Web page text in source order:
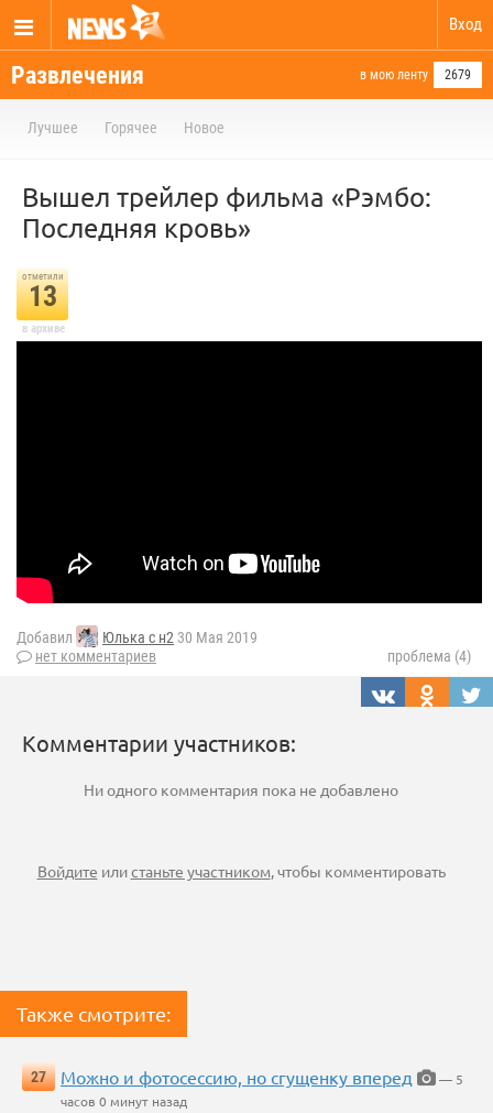
Вход
Развлечения в мою ленту 2679
Лучшее Горячее Новое
Вышел трейлер фильма «Рэмбо:
Последняя кровь»
отметили
13
в архиве
Добавил Юлька с н2 30 Мая 2019
нет комментариев
проблема (4)
Комментарии участников:
Ни одного комментария пока не добавлено
Войдите илистаньте участником, чтобы комментировать
Также смотрите:
27 Можно и фотосессию, но сгущенку вперед
— 5
часов 0 минут назад